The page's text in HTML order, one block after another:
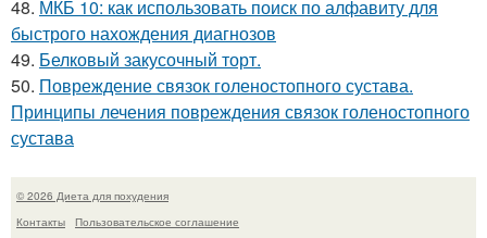
48. МКБ 10: как использовать поиск по алфавиту для
быстрого нахождения диагнозов
49. Белковый закусочный торт.
50. Повреждение связок голеностопного сустава.
Принципы лечения повреждения связок голеностопного
сустава
© 2026 Диета для похудения
Контакты
Пользовательское соглашение